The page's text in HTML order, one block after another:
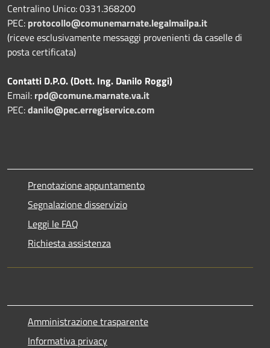
Centralino Unico: 0331.368200
PEC: protocollo@comunemarnate.legalmailpa.it
(riceve esclusivamente messaggi provenienti da caselle di
posta certificata)
Contatti D.P.O. (Dott. Ing. Danilo Roggi)
Email: rpd@comune.marnate.va.it
PEC:danilo@pec.erregiservice.com
Prenotazione appuntamento
Segnalazione disservizio
Leggi le FAQ
Richiesta assistenza
Amministrazione trasparente
Informativa privacy